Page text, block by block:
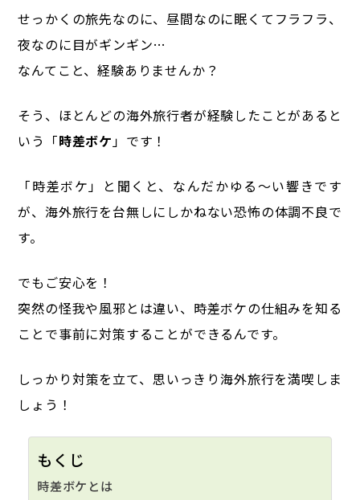
せっかくの旅先なのに、昼間なのに眠くてフラフラ、
夜なのに目がギンギン…
なんてこと、経験ありませんか？
そう、ほとんどの海外旅行者が経験したことがあると
いう「時差ボケ」です！
「時差ボケ」と聞くと、なんだかゆる〜い響きです
が、 海外旅行を台無しにしかねない恐怖の体調不良で
す。
でもご安心を！
突然の怪我や風邪とは違い、時差ボケの仕組みを知る
ことで事前に対策することができるんです。
しっかり対策を立て、思いっきり海外旅行を満喫しま
しょう！
もくじ
時差ボケとは